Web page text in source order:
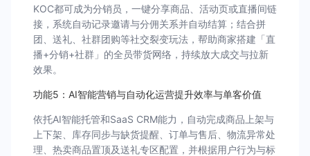
KOC都可成为分销员，一键分享商品、活动页或直播间链
接，系统自动记录邀请与分佣关系并自动结算；结合拼
团、送礼、社群团购等社交裂变玩法，帮助商家搭建「直
播+分销+社群」的全员带货网络，持续放大成交与拉新
效果。
功能5：AI智能营销与自动化运营提升效率与单客价值
依托AI智能托管和SaaS CRM能力，自动完成商品上架与
上下架、库存同步与缺货提醒、订单与售后、物流异常处
理、热卖商品置顶及送礼专区配置，并根据用户行为与标